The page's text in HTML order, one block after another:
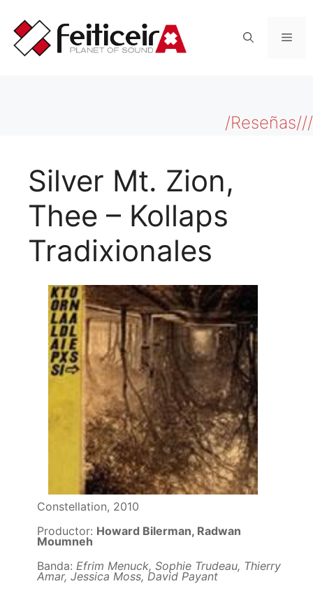
contenido
/Reseñas///
Silver Mt. Zion,
Thee – Kollaps
Tradixionales
Constellation, 2010
Productor: Howard Bilerman, Radwan
Moumneh
Banda: Efrim Menuck, Sophie Trudeau, Thierry
Amar, Jessica Moss, David Payant